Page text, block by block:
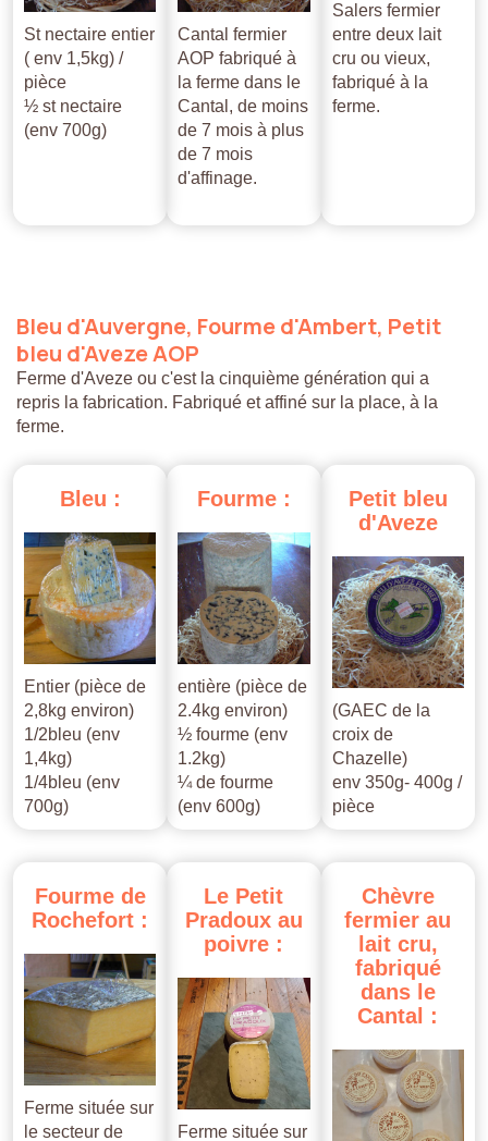
St nectaire entier
( env 1,5kg) /
pièce
½ st nectaire
(env 700g)
Cantal fermier
AOP fabriqué à
la ferme dans le
Cantal, de moins
de 7 mois à plus
de 7 mois
d'affinage.
Salers fermier
entre deux lait
cru ou vieux,
fabriqué à la
ferme.
Bleu d'Auvergne, Fourmed'Ambert, Petit
bleu d'AvezeAOP
Ferme d'Aveze ou c'est la cinquième génération qui a
repris la fabrication. Fabriqué et affiné sur la place, à la
ferme.
Bleu :
Entier (pièce de
2,8kg environ)
1/2bleu (env
1,4kg)
1/4bleu (env
700g)
Fourme :
entière (pièce de
2.4kg environ)
½ fourme (env
1.2kg)
¼ de fourme
(env 600g)
Petit bleu
d'Aveze
(GAEC de la
croix de
Chazelle)
env 350g- 400g /
pièce
Fourme de
Rochefort :
Ferme située sur
le secteur de
Le Petit
Pradoux au
poivre :
Ferme située sur
Chèvre
fermier au
lait cru,
fabriqué
dans le
Cantal :